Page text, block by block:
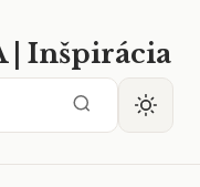
| Inšpirácia